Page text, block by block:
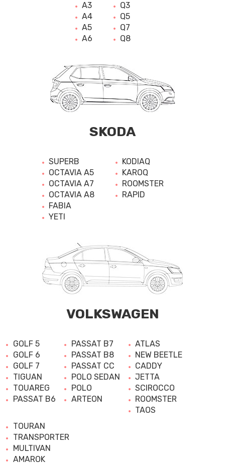
A3
A4
A5
A6
Q3
Q5
Q7
Q8
SKODA
SUPERB
OCTAVIA A5
OCTAVIA A7
OCTAVIA A8
FABIA
YETI
KODIAQ
KAROQ
ROOMSTER
RAPID
VOLKSWAGEN
GOLF 5
GOLF 6
GOLF 7
TIGUAN
TOUAREG
PASSAT B6
PASSAT B7
PASSAT B8
PASSAT CC
POLO SEDAN
POLO
ARTEON
ATLAS
NEW BEETLE
CADDY
JETTA
SCIROCCO
ROOMSTER
TAOS
TOURAN
TRANSPORTER
MULTIVAN
AMAROK